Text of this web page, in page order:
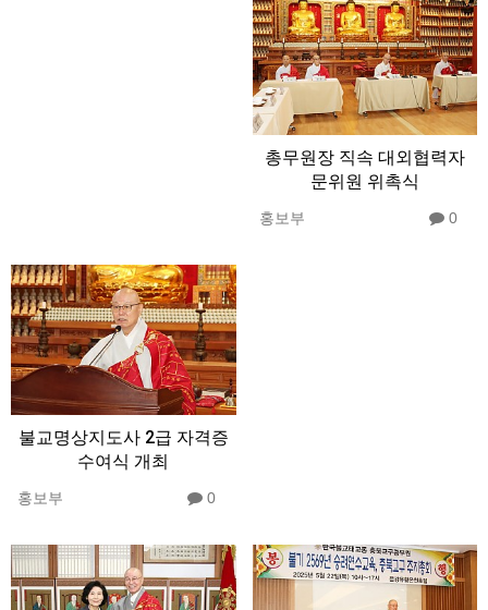
총무원장 직속 대외협력자
문위원 위촉식
홍보부 0
불교명상지도사 2급 자격증
수여식 개최
홍보부 0